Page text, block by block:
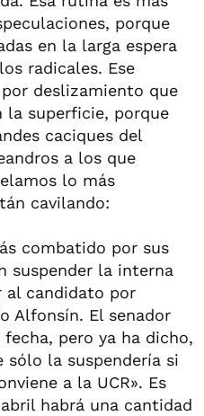
porque
en la larga espera
radicales. Ese
deslizamiento que
la superficie, porque
caciques del
a los que
lo más
cavilando:
combatido por sus
suspender la interna
al candidato por
Alfonsín. El senador
pero ya ha dicho,
sólo la suspendería si
a la UCR». Es
habrá una cantidad